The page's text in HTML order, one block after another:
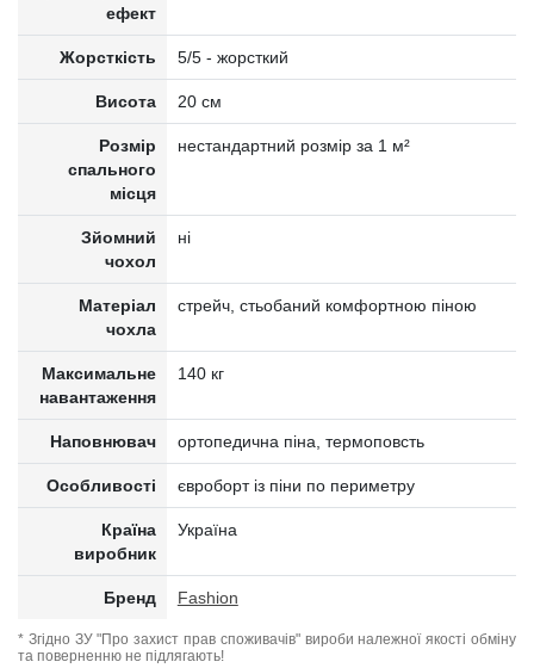
ефект
Жорсткість 5/5 - жорсткий
Висота 20 см
Розмір
спального
місця
нестандартний розмір за 1 м²
Зйомний
чохол
ні
Матеріал
чохла
стрейч, стьобаний комфортною піною
Максимальне
навантаження
140 кг
Наповнювач ортопедична піна, термоповсть
Особливості євроборт із піни по периметру
Країна
виробник
Україна
Бренд Fashion
* Згідно ЗУ "Про захист прав споживачів" вироби належної якості обміну
та поверненню не підлягають!